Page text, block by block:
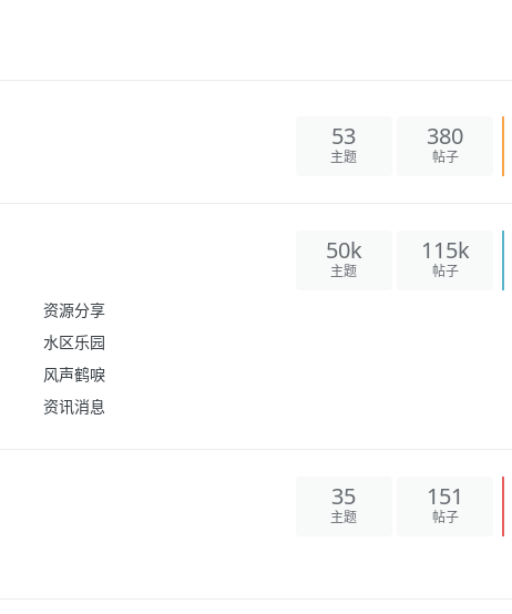
53
主题
380
帖子
资源分享
水区乐园
风声鹤唳
资讯消息
50k
主题
115k
帖子
35
主题
151
帖子